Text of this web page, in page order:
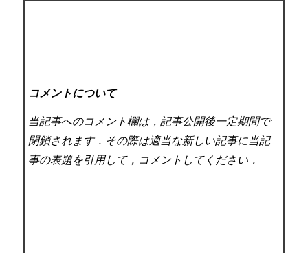
コメントについて
当記事へのコメント欄は，記事公開後一定期間で
閉鎖されます．その際は適当な新しい記事に当記
事の表題を引用して，コメントしてください．